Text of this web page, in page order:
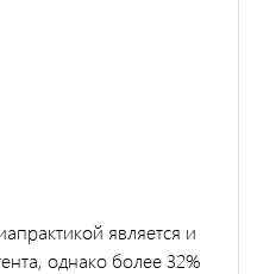
является и
однако более 32%